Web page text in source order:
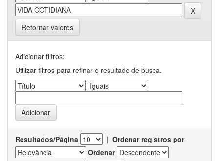
Retornar valores
Adicionar filtros:
Utilizar filtros para refinar o resultado de busca.
Resultados/Página | Ordenar registros por
Ordenar